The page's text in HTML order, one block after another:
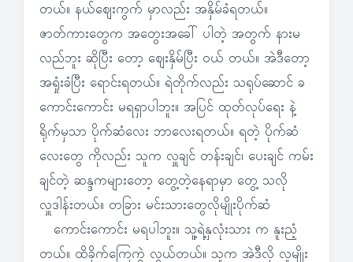
တယ်။ နယ်ဈေးကွက် မှာလည်း အနှိမ်ခံရတယ်။
ဇာတ်ကားတွေက အတွေးအခေါ် ပါတဲ့ အတွက် နားမ
လည်ဘူး ဆိုပြီး တော့ ဈေးနှိမ်ပြီး ဝယ် တယ်။ အဲဒီတော့
အရှုံးခံပြီး ရောင်းရတယ်။ ရဲတိုက်လည်း သရုပ်ဆောင် ခ
ကောင်းကောင်း မရရှာပါဘူး။ အပြင် ထုတ်လုပ်ရေး နဲ့
ရိုက်မှသာ ပိုက်ဆံလေး ဘာလေးရတယ်။ ရတဲ့ ပိုက်ဆံ
လေးတွေ ကိုလည်း သူက လှူချင် တန်းချင်၊ ပေးချင် ကမ်း
ချင်တဲ့ ဆန္ဒကများတော့ တွေ့တဲ့နေရာမှာ တွေ့ သလို
လှူဒါန်းတယ်။ တခြား မင်းသားတွေလိုမျိုးပိုက်ဆံ
ကောင်းကောင်း မရပါဘူး။ သူ့ရဲ့နှလုံးသား က နူးညံ့
တယ်။ ထိခိုက်ကြေကွဲ လွယ်တယ်။ သူက အဲဒီလို လူမျိုး